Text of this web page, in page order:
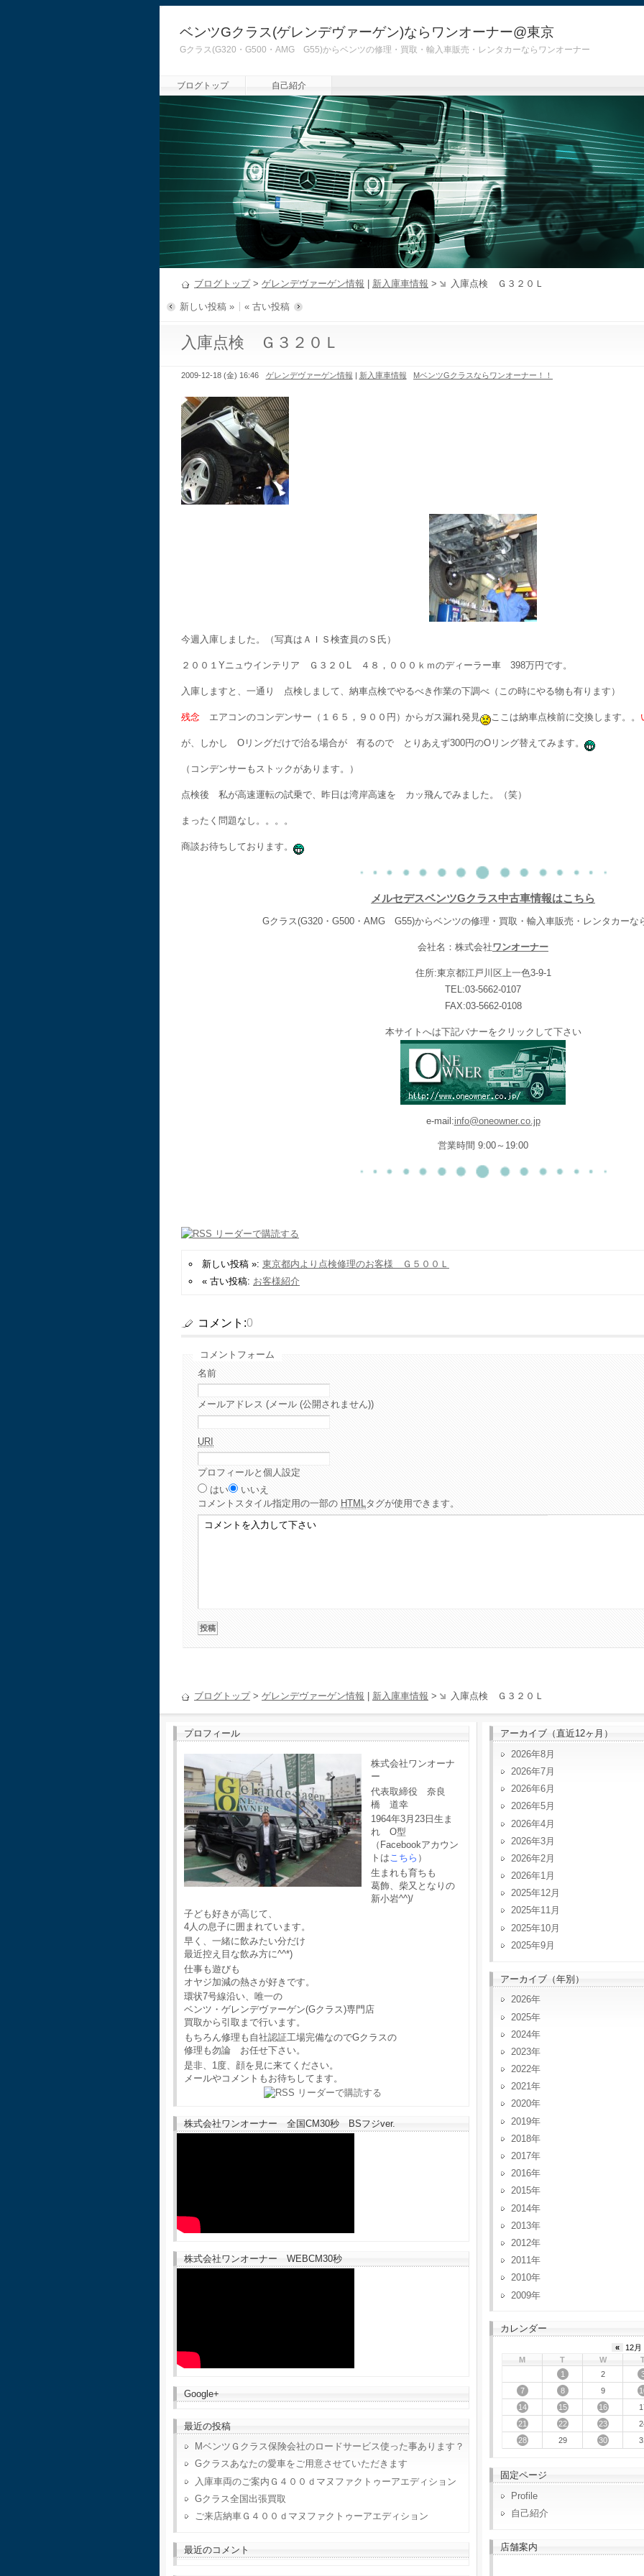
ベンツGクラス(ゲレンデヴァーゲン)ならワンオーナー@東京
Gクラス(G320・G500・AMG G55)からベンツの修理・買取・輸入車販売・レンタカーならワンオーナー
ブログトップ 自己紹介
ブログトップ> ゲレンデヴァーゲン情報 新入庫車情報 > 入庫点検 Ｇ３２０Ｌ
新しい投稿 » « 古い投稿
入庫点検 Ｇ３２０Ｌ
2009-12-18 (金) 16:46 ゲレンデヴァーゲン情報 | 新入庫車情報 MベンツGクラスならワンオーナー！！
今週入庫しました。（写真はＡＩＳ検査員のＳ氏）
２００１Yニュウインテリア Ｇ３２０L ４８，０００ｋｍのディーラー車 398万円です。
入庫しますと、一通り 点検しまして、納車点検でやるべき作業の下調べ（この時にやる物も有ります）
残念 エアコンのコンデンサー（１６５，９００円）からガス漏れ発見 ここは納車点検前に交換します。。
が、しかし Oリングだけで治る場合が 有るので とりあえず300円のOリング替えてみます。
（コンデンサーもストックがあります。）
点検後 私が高速運転の試乗で、昨日は湾岸高速を カッ飛んでみました。（笑）
まったく問題なし。。。。
商談お待ちしております。
メルセデスベンツGクラス中古車情報はこちら
Gクラス(G320・G500・AMG G55)からベンツの修理・買取・輸入車販売・レンタカーな
会社名：株式会社ワンオーナー
住所:東京都江戸川区上一色3-9-1
TEL:03-5662-0107
FAX:03-5662-0108
本サイトへは下記バナーをクリックして下さい
e-mail:info@oneowner.co.jp
営業時間 9:00～19:00
新しい投稿 »: 東京都内より点検修理のお客様 Ｇ５００Ｌ
« 古い投稿: お客様紹介
コメント:0
コメントフォーム
名前
メールアドレス (メール (公開されません))
URI
プロフィールと個人設定
はい
いいえ
コメント スタイル指定用の一部の HTMLタグが使用できます。
ブログトップ> ゲレンデヴァーゲン情報 新入庫車情報 > 入庫点検 Ｇ３２０Ｌ
プロフィール
株式会社ワンオーナ
ー
代表取締役 奈良
橋 道幸
1964年3月23日生ま
れ O型
（Facebookアカウン
トはこちら ）
生まれも育ちも
葛飾、柴又となりの
新小岩^^)/
子ども好きが高じて、
4人の息子に囲まれています。
早く、一緒に飲みたい分だけ
最近控え目な飲み方に^^*)
仕事も遊びも
オヤジ加減の熱さが好きです。
環状7号線沿い、唯一の
ベンツ・ゲレンデヴァーゲン(Gクラス)専門店
買取から引取まで行います。
もちろん修理も自社認証工場完備なのでGクラスの
修理も勿論 お任せ下さい。
是非、1度、顔を見に来てください。
メールやコメントもお待ちしてます。
株式会社ワンオーナー 全国CM30秒 BSフジver.
株式会社ワンオーナー WEBCM30秒
Google+
最近の投稿
MベンツＧクラス保険会社のロードサービス使った事あります？
Gクラスあなたの愛車をご用意させていただきます
入庫車両のご案内Ｇ４００ｄマヌファクトゥーアエディション
Gクラス全国出張買取
ご来店納車Ｇ４００ｄマヌファクトゥーアエディション
最近のコメント
アーカイブ（直近12ヶ月）
2026年8月
2026年7月
2026年6月
2026年5月
2026年4月
2026年3月
2026年2月
2026年1月
2025年12月
2025年11月
2025年10月
2025年9月
アーカイブ（年別）
2026
2025
2024
2023
2022
2021
2020
2019
2018
2017
2016
2015
2014
2013
2012
2011
2010
2009
カレンダー
« 12月
M
T W
1
2
7
8 9
14
15 16
21
22 23
28
29 30
固定ページ
Profile
自己紹介
店舗案内